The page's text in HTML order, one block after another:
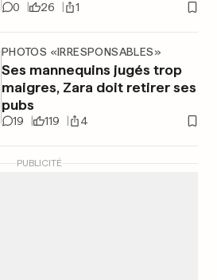
0 26 1
PHOTOS «IRRESPONSABLES»
Ses mannequins jugés trop
maigres, Zara doit retirer ses
pubs
19 119 4
PUBLICITÉ